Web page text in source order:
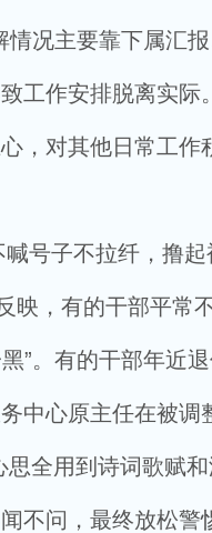
情况主要靠下属汇
工作安排脱离实
，对其他日常工作
号子不拉纤，撸
映，有的干部平常
”。有的干部年近
中心原主任在被调
全用到诗词歌赋
不问，最终放松